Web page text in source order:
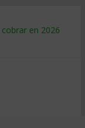
en 2026
caro
a tiempo
qué hacer
y venderle